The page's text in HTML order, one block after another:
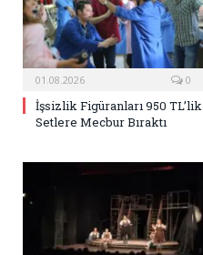
01.08.2026 0
İşsizlik Figüranları 950 TL’lik
Setlere Mecbur Bıraktı